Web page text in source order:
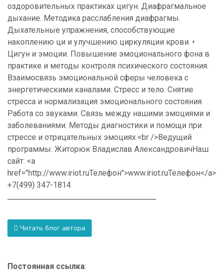
оздоровительных практиках цигун. Диафрагмальное
дыхание. Методика расслабления диафрагмы.
Дыхательные упражнения, способствующие
накоплению ци и улучшению циркуляции крови. •
Цигун и эмоции. Повышение эмоционального фона в
практике и методы контроля психического состояния.
Взаимосвязь эмоциональной сферы человека с
энергетическими каналами. Стресс и тело. Снятие
стресса и нормализация эмоционального состояния.
Работа со звуками. Связь между нашими эмоциями и
заболеваниями. Методы диагностики и помощи при
стрессе и отрицательных эмоциях.<br />Ведущий
программы: Житорюк Владислав АлександровичНаш
сайт: <a
href="http://www.iriot.ruТелефон">www.iriot.ruТелефон</a>
+7(499) 347-1814
Читать блог автора
Постоянная ссылка: